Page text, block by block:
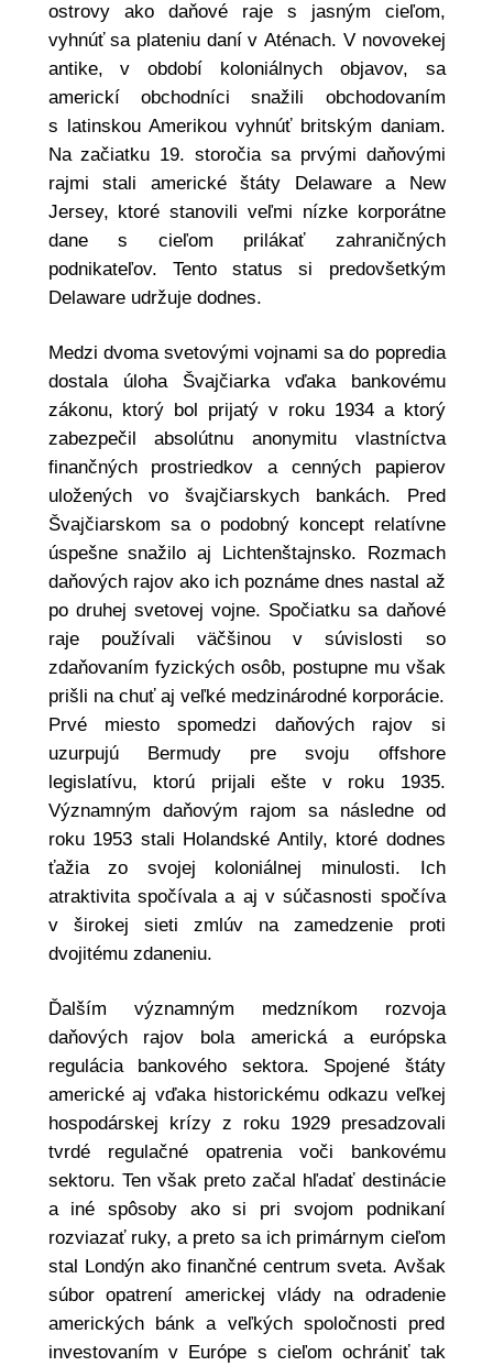
ostrovy ako daňové raje s jasným cieľom,
vyhnúť sa plateniu daní v Aténach. V novovekej
antike, v období koloniálnych objavov, sa
americkí obchodníci snažili obchodovaním
s latinskou Amerikou vyhnúť britským daniam.
Na začiatku 19. storočia sa prvými daňovými
rajmi stali americké štáty Delaware a New
Jersey, ktoré stanovili veľmi nízke korporátne
dane s cieľom prilákať zahraničných
podnikateľov. Tento status si predovšetkým
Delaware udržuje dodnes.
Medzi dvoma svetovými vojnami sa do popredia
dostala úloha Švajčiarka vďaka bankovému
zákonu, ktorý bol prijatý v roku 1934 a ktorý
zabezpečil absolútnu anonymitu vlastníctva
finančných prostriedkov a cenných papierov
uložených vo švajčiarskych bankách. Pred
Švajčiarskom sa o podobný koncept relatívne
úspešne snažilo aj Lichtenštajnsko. Rozmach
daňových rajov ako ich poznáme dnes nastal až
po druhej svetovej vojne. Spočiatku sa daňové
raje používali väčšinou v súvislosti so
zdaňovaním fyzických osôb, postupne mu však
prišli na chuť aj veľké medzinárodné korporácie.
Prvé miesto spomedzi daňových rajov si
uzurpujú Bermudy pre svoju offshore
legislatívu, ktorú prijali ešte v roku 1935.
Významným daňovým rajom sa následne od
roku 1953 stali Holandské Antily, ktoré dodnes
ťažia zo svojej koloniálnej minulosti. Ich
atraktivita spočívala a aj v súčasnosti spočíva
v širokej sieti zmlúv na zamedzenie proti
dvojitému zdaneniu.
Ďalším významným medzníkom rozvoja
daňových rajov bola americká a európska
regulácia bankového sektora. Spojené štáty
americké aj vďaka historickému odkazu veľkej
hospodárskej krízy z roku 1929 presadzovali
tvrdé regulačné opatrenia voči bankovému
sektoru. Ten však preto začal hľadať destinácie
a iné spôsoby ako si pri svojom podnikaní
rozviazať ruky, a preto sa ich primárnym cieľom
stal Londýn ako finančné centrum sveta. Avšak
súbor opatrení americkej vlády na odradenie
amerických bánk a veľkých spoločnosti pred
investovaním v Európe s cieľom ochrániť tak